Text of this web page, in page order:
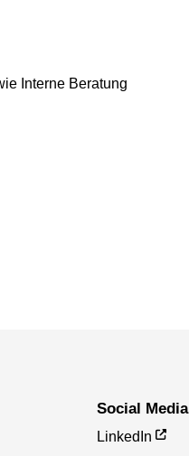
Interne Beratung
Social Media
LinkedIn